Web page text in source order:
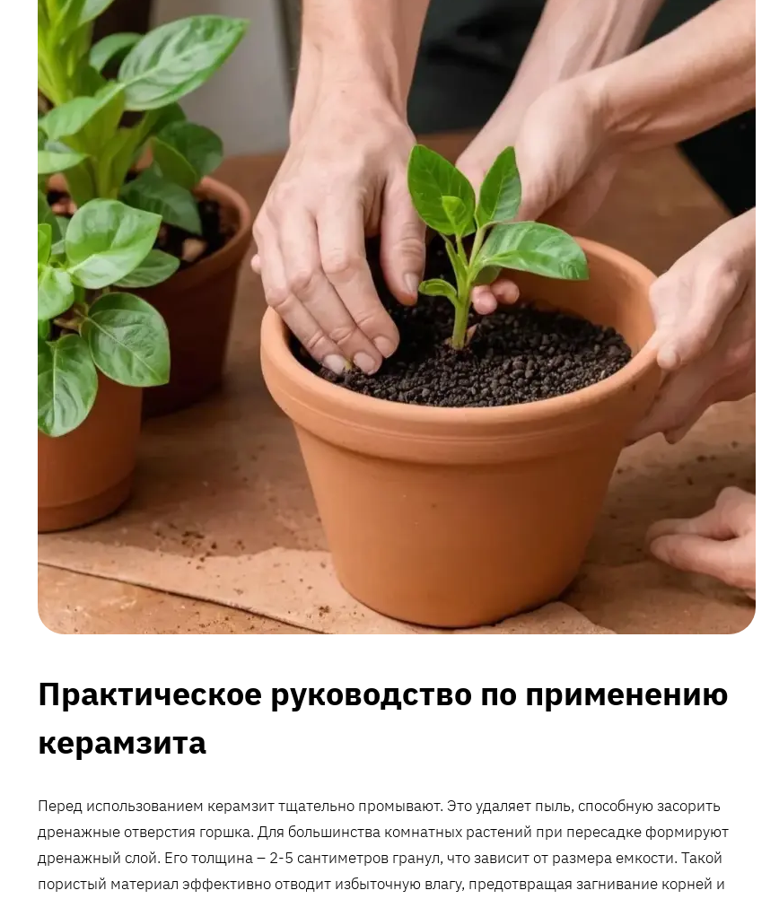
Практическое руководство по применению
керамзита
Перед использованием керамзит тщательно промывают. Это удаляет пыль, способную засорить
дренажные отверстия горшка. Для большинства комнатных растений при пересадке формируют
дренажный слой. Его толщина – 2-5 сантиметров гранул, что зависит от размера емкости. Такой
пористый материал эффективно отводит избыточную влагу, предотвращая загнивание корней и